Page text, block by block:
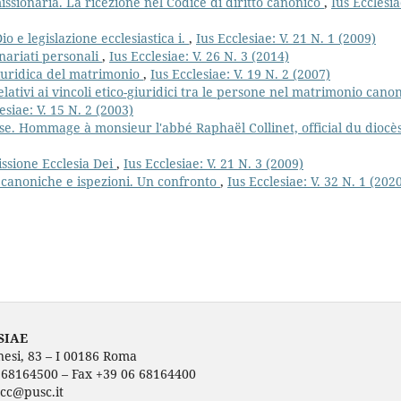
e legislazione ecclesiastica i. , Ius Ecclesiae: V. 21 N. 1 (2009)
personali, Ius Ecclesiae: V. 26 N. 3 (2014)
del matrimonio , Ius Ecclesiae: V. 19 N. 2 (2007)
ai vincoli etico-giuridici tra le persone nel matrimonio
V. 15 N. 2 (2003)
Hommage à monsieur l'abbé Raphaël Collinet, official du
Ecclesia Dei, Ius Ecclesiae: V. 21 N. 3 (2009)
e ispezioni. Un confronto , Ius Ecclesiae: V. 32 N. 1
83 – I 00186 Roma
– Fax +39 06 68164400